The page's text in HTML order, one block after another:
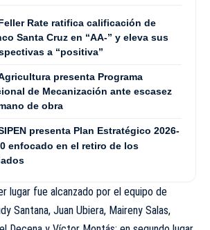
Rate ratifica calificación de
Santa Cruz en “AA-” y eleva sus
a “positiva”
presenta Programa
de Mecanización ante escasez
de obra
presenta Plan Estratégico 2026-
enfocado en el retiro de los
lugar fue alcanzado por el equipo de
Santana, Juan Ubiera, Maireny Salas,